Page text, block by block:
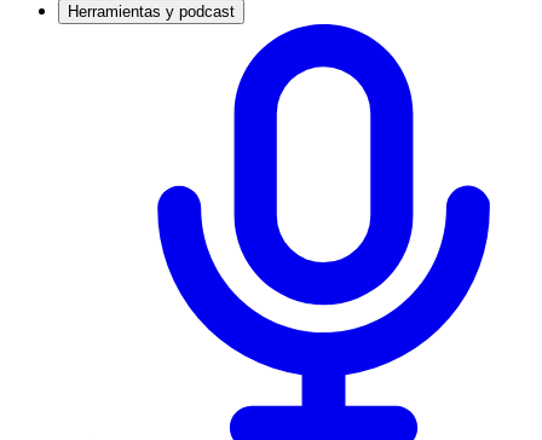
Herramientas y podcast